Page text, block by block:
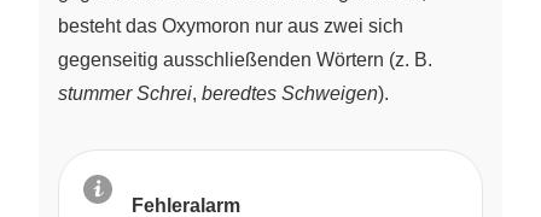
besteht das Oxymoron nur aus zwei sich
gegenseitig ausschließenden Wörtern (z. B.
stummer Schrei, beredtes Schweigen).
Fehleralarm